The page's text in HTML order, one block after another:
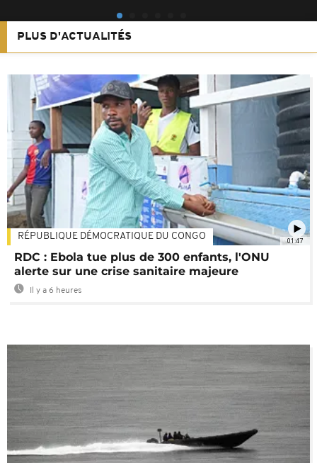
PLUS D'ACTUALITÉS
01:47
RÉPUBLIQUE DÉMOCRATIQUE DU CONGO
RDC : Ebola tue plus de 300 enfants, l'ONU
alerte sur une crise sanitaire majeure
Il y a 6 heures